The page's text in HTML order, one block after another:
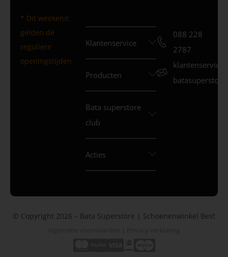
* Dit weekend
gelden de
reguliere
openingstijden
Klantenservice
Producten
Bata superstore
club
Acties
088 228
2787
© Copyright 2026 – Bata Superstore | Schoenenwinkel Best